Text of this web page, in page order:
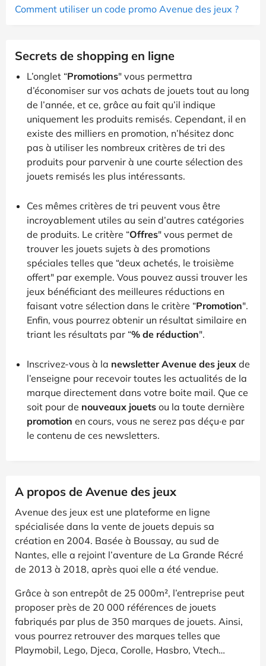
Comment utiliser un code promo Avenue des jeux ?
Secrets de shopping en ligne
L’onglet “Promotions" vous permettra
d’économiser sur vos achats de jouets tout au long
de l’année, et ce, grâce au fait qu’il indique
uniquement les produits remisés. Cependant, il en
existe des milliers en promotion, n’hésitez donc
pas à utiliser les nombreux critères de tri des
produits pour parvenir à une courte sélection des
jouets remisés les plus intéressants.
Ces mêmes critères de tri peuvent vous être
incroyablement utiles au sein d’autres catégories
de produits. Le critère “Offres" vous permet de
trouver les jouets sujets à des promotions
spéciales telles que “deux achetés, le troisième
offert" par exemple. Vous pouvez aussi trouver les
jeux bénéficiant des meilleures réductions en
faisant votre sélection dans le critère “Promotion".
Enfin, vous pourrez obtenir un résultat similaire en
triant les résultats par “% de réduction".
Inscrivez-vous à la newsletter Avenue des jeux de
l’enseigne pour recevoir toutes les actualités de la
marque directement dans votre boite mail. Que ce
soit pour de nouveaux jouets ou la toute dernière
promotion en cours, vous ne serez pas déçu·e par
le contenu de ces newsletters.
A propos de Avenue des jeux
Avenue des jeux est une plateforme en ligne
spécialisée dans la vente de jouets depuis sa
création en 2004. Basée à Boussay, au sud de
Nantes, elle a rejoint l’aventure de La Grande Récré
de 2013 à 2018, après quoi elle a été vendue.
Grâce à son entrepôt de 25 000m², l’entreprise peut
proposer près de 20 000 références de jouets
fabriqués par plus de 350 marques de jouets. Ainsi,
vous pourrez retrouver des marques telles que
Playmobil, Lego, Djeca, Corolle, Hasbro, Vtech…